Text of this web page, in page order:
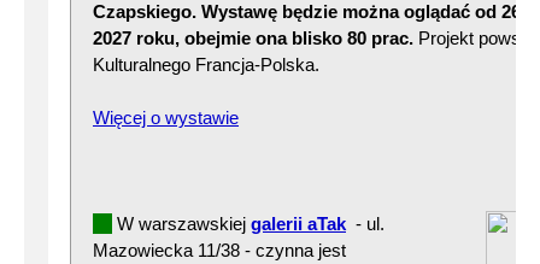
Czapskiego. Wystawę będzie można oglądać od 26
2027 roku, obejmie ona blisko 80 prac. Projekt
Kulturalnego Francja-Polska.
Więcej o wystawie
W warszawskiej galerii aTak - ul.
Mazowiecka 11/38 - czynna jest